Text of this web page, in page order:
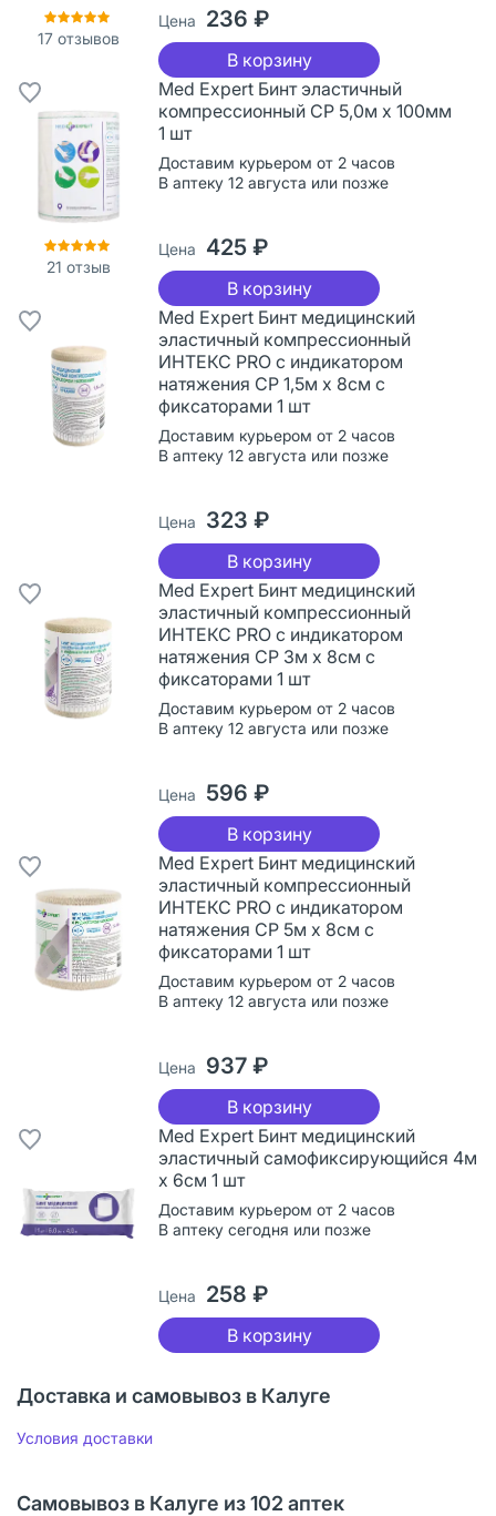
17 отзывов
Цена 236 ₽
В корзину
21 отзыв
Med Expert Бинт эластичный
компрессионный СР 5,0м х 100мм
1 шт
Доставим курьером от 2 часов
В аптеку 12 августа или позже
Цена 425 ₽
В корзину
Med Expert Бинт медицинский
эластичный компрессионный
ИНТЕКС PRO с индикатором
натяжения СР 1,5м х 8см с
фиксаторами 1 шт
Доставим курьером от 2 часов
В аптеку 12 августа или позже
Цена 323 ₽
В корзину
Med Expert Бинт медицинский
эластичный компрессионный
ИНТЕКС PRO с индикатором
натяжения СР 3м х 8см с
фиксаторами 1 шт
Доставим курьером от 2 часов
В аптеку 12 августа или позже
Цена 596 ₽
В корзину
Med Expert Бинт медицинский
эластичный компрессионный
ИНТЕКС PRO с индикатором
натяжения СР 5м х 8см с
фиксаторами 1 шт
Доставим курьером от 2 часов
В аптеку 12 августа или позже
Цена 937 ₽
В корзину
Med Expert Бинт медицинский
эластичный самофиксирующийся 4м
х 6см 1 шт
Доставим курьером от 2 часов
В аптеку сегодня или позже
Цена 258 ₽
В корзину
Доставка и самовывоз в Калуге
Условия доставки
Самовывоз в Калуге из 102 аптек